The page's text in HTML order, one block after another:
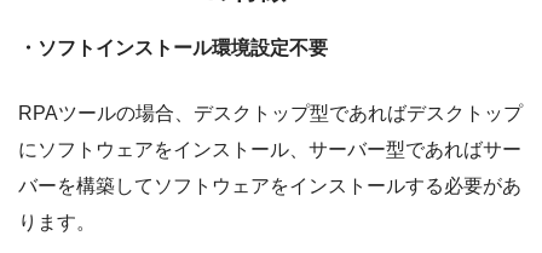
・ソフトインストール環境設定不要
RPAツールの場合、デスクトップ型であればデスクトップ
にソフトウェアをインストール、サーバー型であればサー
バーを構築してソフトウェアをインストールする必要があ
ります。